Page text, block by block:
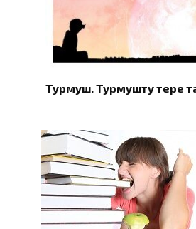
Турмуш. Турмушту терең